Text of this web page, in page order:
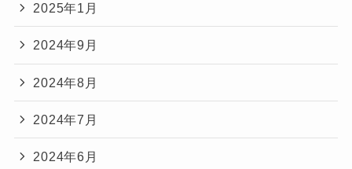
2025年1月
2024年9月
2024年8月
2024年7月
2024年6月